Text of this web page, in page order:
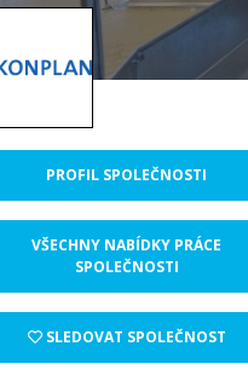
PROFIL SPOLEČNOSTI
VŠECHNY NABÍDKY PRÁCE
SPOLEČNOSTI
SLEDOVAT SPOLEČNOST